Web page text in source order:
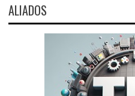
ALIADOS